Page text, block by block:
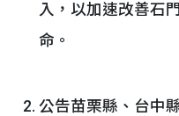
入，以加速改善石
命。
公告苗栗縣、台中